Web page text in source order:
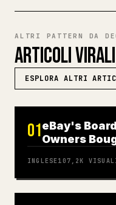
ALTRI PATTERN DA
ARTICOLI
ESPLORA ALTRI
01eBay's
Owners
INGLESE 107,2K